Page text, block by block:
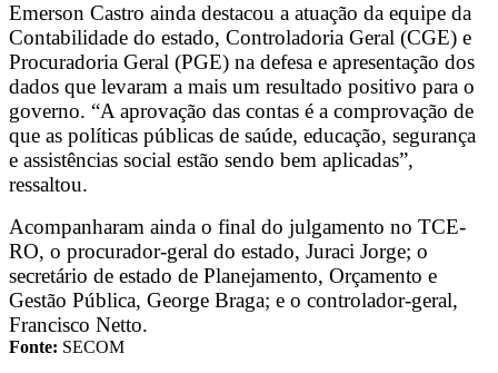
Emerson Castro ainda destacou a atuação da equipe da
Contabilidade do estado, Controladoria Geral (CGE) e
Procuradoria Geral (PGE) na defesa e apresentação dos
dados que levaram a mais um resultado positivo para o
governo. “A aprovação das contas é a comprovação de
que as políticas públicas de saúde, educação, segurança
e assistências social estão sendo bem aplicadas”,
ressaltou.
Acompanharam ainda o final do julgamento no TCE-
RO, o procurador-geral do estado, Juraci Jorge; o
secretário de estado de Planejamento, Orçamento e
Gestão Pública, George Braga; e o controlador-geral,
Francisco Netto.
Fonte: SECOM